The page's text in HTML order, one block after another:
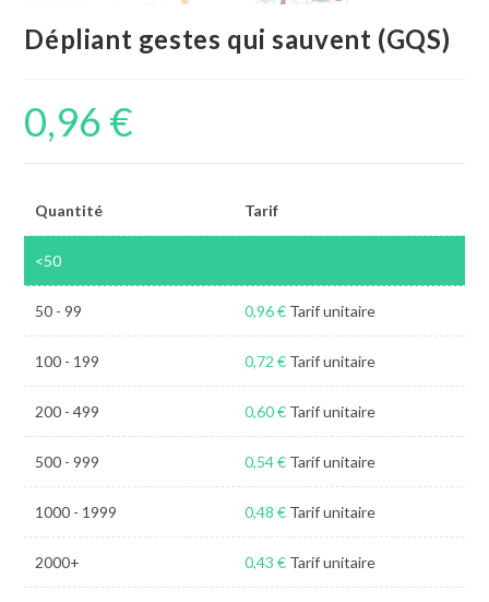
Dépliant gestes qui sauvent (GQS)
0,96 €
Quantité Tarif
<50
50 - 99 0,96€ Tarif unitaire
100 - 199 0,72 € Tarif unitaire
200 - 499 0,60€ Tarif unitaire
500 - 999 0,54€ Tarif unitaire
1000 - 1999 0,48 € Tarif unitaire
2000+ 0,43 € Tarif unitaire